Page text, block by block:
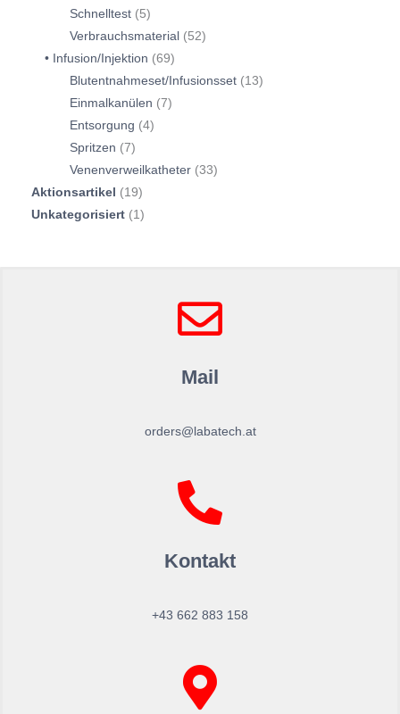
Schnelltest
5
Verbrauchsmaterial
52
Infusion/Injektion
69
Blutentnahmeset/Infusionsset
13
Einmalkanülen
7
Entsorgung
4
Spritzen
7
Venenverweilkatheter 33
Aktionsartikel
19
Unkategorisiert
1
Mail
orders@labatech.at
Kontakt
+43 662 883 158